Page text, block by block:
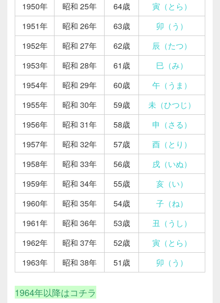
1950年
昭和 25年 64歳
寅（とら）
1951年
昭和 26年 63歳
卯（う）
1952年
昭和 27年 62歳
辰（たつ）
1953年
昭和 28年 61歳
巳（み）
1954年
昭和 29年 60歳
午（うま）
1955年
昭和 30年 59歳
未（ひつじ）
1956年
昭和 31年 58歳
申（さる）
1957年
昭和 32年 57歳
酉（とり）
1958年
昭和 33年 56歳
戌（いぬ）
1959年
昭和 34年 55歳
亥（い）
1960年
昭和 35年 54歳
子（ね）
1961年
昭和 36年 53歳
丑（うし）
1962年
昭和 37年 52歳
寅（とら）
1963年
昭和 38年 51歳 卯（う）
1964年以降はコチラ